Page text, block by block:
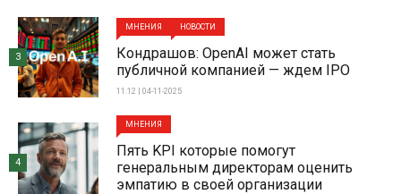
МНЕНИЯ НОВОСТИ
Кондрашов: OpenAI может стать
публичной компанией — ждем IPO
11:12 | 04-11-2025
3
МНЕНИЯ
Пять KPI которые помогут
генеральным директорам оценить
эмпатию в своей организации
4